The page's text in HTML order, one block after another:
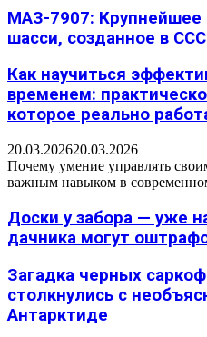
МАЗ-7907: Крупнейшее
шасси, созданное в
Как научиться
временем:
которое реально
20.03.202620.03.2026
Почему умение управлять
важным навыком в
Доски у забора — уже
дачника могут
Загадка черных
столкнулись с
Антарктиде